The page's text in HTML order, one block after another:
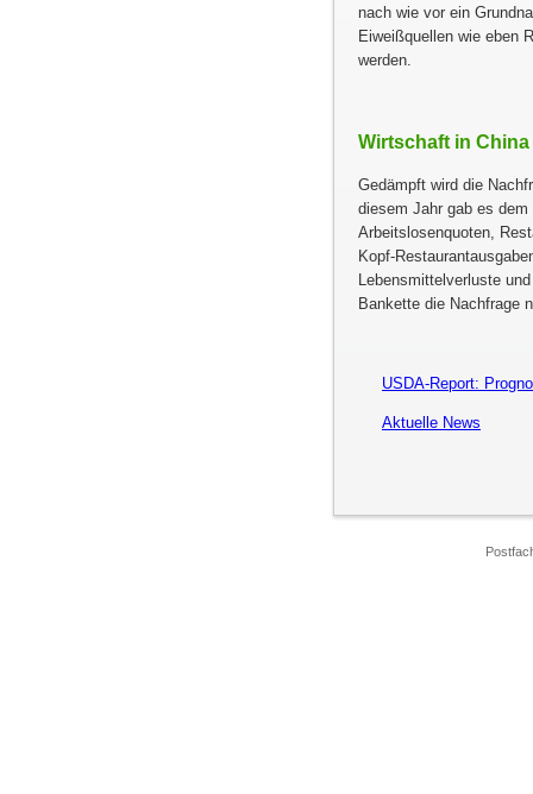
nach wie vor ein
Eiweißquellen wie eben
werden.
Wirtschaft in
Gedämpft wird die
diesem Jahr gab es
Arbeitslosenquoten,
Kopf-
Lebensmittelverluste
Bankette die Nachfrage
USDA-Report:
Aktuelle News